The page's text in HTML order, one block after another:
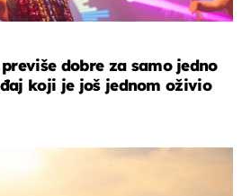
dobre za samo jedno
koji je još jednom oživio